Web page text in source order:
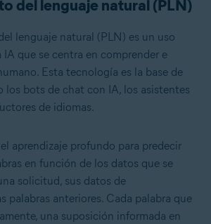
del lenguaje natural (PLN)
lenguaje natural (PLN) es un uso
IA que se centra en comprender e
Esta tecnología es la base de
los bots de chat con IA, los asistentes
de idiomas.
aprendizaje profundo para predecir
en función de los datos que se
solicitud, sus datos de
palabras anteriores. Cada palabra que
una suposición informada en